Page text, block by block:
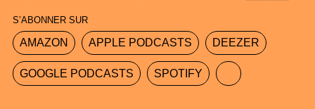
S’ABONNER SUR
AMAZON APPLE PODCASTS DEEZER
GOOGLE PODCASTS SPOTIFY